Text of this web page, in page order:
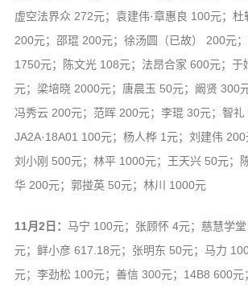
虚空法界众 272元；袁建伟·章惠良 100元；
200元；邵琨 200元；徐汤圆（已故） 200元
1750元；陈文光 108元；法昂合家 600元；于
元；梁培晓 2000元；唐晨玉 50元；阚贤 300
冯秀云 200元；范晖 200元；李琨 30元；智礼
JA2A·18A01 100元；杨人桦 1元；刘建伟 200
刘小刚 500元；林平 1000元；王天兴 50元；
华 200元；郭掽英 50元；林川 1000元
11月2日： 马宁 100元；张顾怀 4元；慈慧学
元；鲜小彦 617.18元；张明东 50元；马力
元；李劲松 100元；善信 300元；14B8 600元